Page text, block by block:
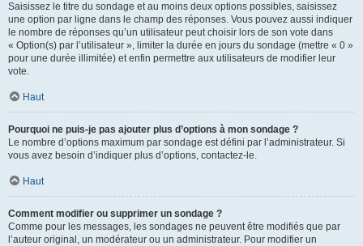
Saisissez le titre du sondage et au moins deux options possibles, saisissez
une option par ligne dans le champ des réponses. Vous pouvez aussi indiquer
le nombre de réponses qu’un utilisateur peut choisir lors de son vote dans
« Option(s) par l’utilisateur », limiter la durée en jours du sondage (mettre « 0 »
pour une durée illimitée) et enfin permettre aux utilisateurs de modifier leur
vote.
Haut
Pourquoi ne puis-je pas ajouter plus d’options à mon sondage ?
Le nombre d’options maximum par sondage est défini par l’administrateur. Si
vous avez besoin d’indiquer plus d’options, contactez-le.
Haut
Comment modifier ou supprimer un sondage ?
Comme pour les messages, les sondages ne peuvent être modifiés que par
l’auteur original, un modérateur ou un administrateur. Pour modifier un